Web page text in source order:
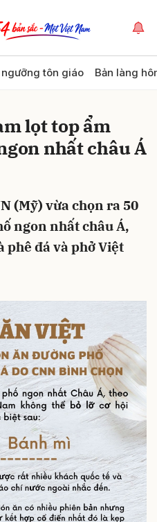
tôn giáo Bản làng
lọt top ẩm
nhất châu Á
(Mỹ) vừa chọn ra 50
ngon nhất châu Á,
phê đá và phở Việt
Hủy Gửi